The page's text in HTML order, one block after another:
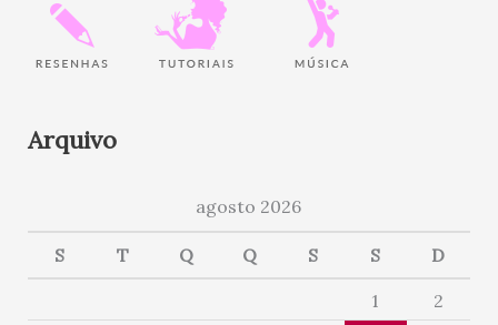
Arquivo
agosto 2026
S T Q Q S S D
1
2